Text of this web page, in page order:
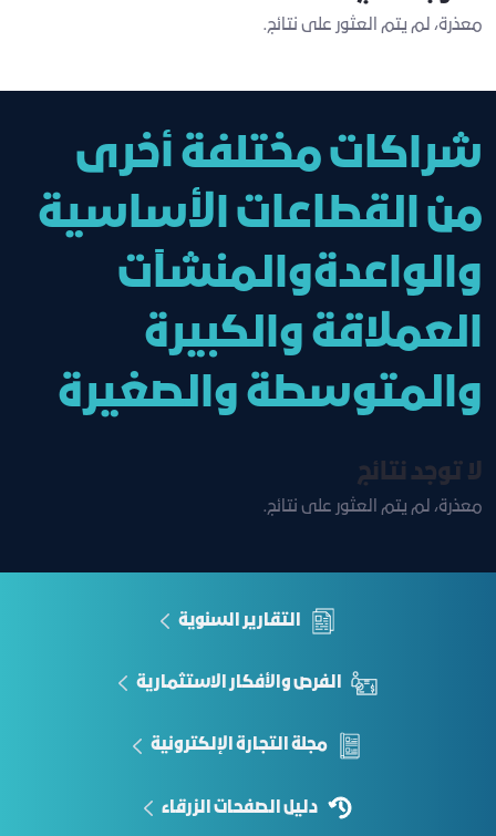
معذرة، لم يتم العثور على نتائج.
شراكات مختلفة أخرى
من القطاعات الأساسية
والواعدةوالمنشآت
العملاقة والكبيرة
والمتوسطة والصغيرة
لا توجد نتائج
معذرة، لم يتم العثور على نتائج.
التقارير السنوية
الفرص والأفكار الاستثمارية
مجلة التجارة الإلكترونية
دليل الصفحات الزرقاء